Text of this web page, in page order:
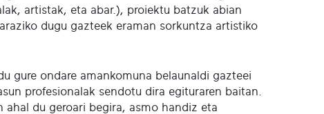
artistak, eta abar.), proiektu batzuk abian
dugu gazteek eraman sorkuntza artistiko
gure ondare amankomuna belaunaldi gazteei
profesionalak sendotu dira egituraren baitan.
ahal du geroari begira, asmo handiz eta